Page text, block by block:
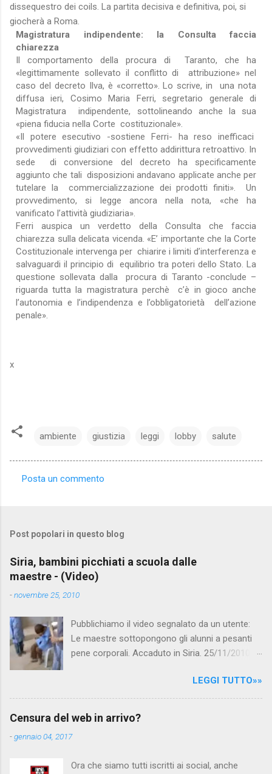
dissequestro dei coils. La partita decisiva e definitiva, poi, si
giocherà a Roma.
Magistratura indipendente: la Consulta faccia
chiarezza
Il comportamento della procura di Taranto, che ha
«legittimamente sollevato il conflitto di attribuzione» nel
caso del decreto Ilva, è «corretto». Lo scrive, in una nota
diffusa ieri, Cosimo Maria Ferri, segretario generale di
Magistratura indipendente, sottolineando anche la sua
«piena fiducia nella Corte costituzionale».
«Il potere esecutivo -sostiene Ferri- ha reso inefficaci
provvedimenti giudiziari con effetto addirittura retroattivo. In
sede di conversione del decreto ha specificamente
aggiunto che tali disposizioni andavano applicate anche per
tutelare la commercializzazione dei prodotti finiti». Un
provvedimento, si legge ancora nella nota, «che ha
vanificato l’attività giudiziaria».
Ferri auspica un verdetto della Consulta che faccia
chiarezza sulla delicata vicenda. «E’ importante che la Corte
Costituzionale intervenga per chiarire i limiti d’interferenza e
salvaguardi il principio di equilibrio tra poteri dello Stato. La
questione sollevata dalla procura di Taranto -conclude –
riguarda tutta la magistratura perchè c’è in gioco anche
l’autonomia e l’indipendenza e l’obbligatorietà dell’azione
penale».
x
ambiente giustizia leggi lobby salute
e
n
t
Posta un commento
Post popolari in questo blog
Siria, bambini picchiati a scuola dalle
maestre - (Video)
-novembre 25, 2010
Pubblichiamo il video segnalato da un utente:
Le maestre sottopongono gli alunni a pesanti
pene corporali. Accaduto in Siria. 25/11/2010
Canale 5 "Forum" si è interessato al caso,
interpellando prontamente l'ambasciata siriana,
per fare luce sulla vicenda: è emerso che il
scuola. LEGGI IL SERVIZIO . staff
LEGGI TUTTO»»
Censura del web in arrivo?
-gennaio 04, 2017
Ora che siamo tutti iscritti ai social, anche